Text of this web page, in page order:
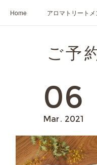
Home アロマトリートメ
ご予
06
Mar 2021